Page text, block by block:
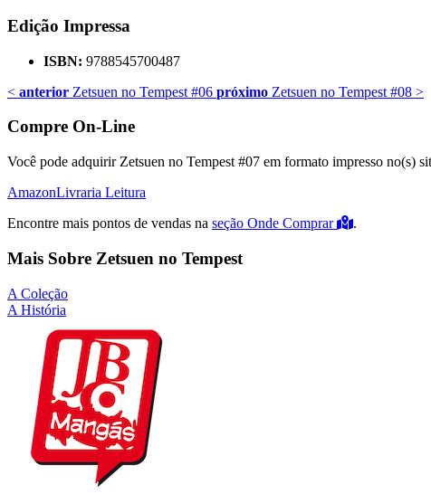
Edição Impressa
ISBN: 9788545700487
< anterior Zetsuen no Tempest #06 próximo Zetsuen no Tempest #08 >
Compre On-Line
Você pode adquirir Zetsuen no Tempest #07 em formato impresso no(s)
AmazonLivraria Leitura
Encontre mais pontos de vendas na seção Onde Comprar .
Mais Sobre Zetsuen no Tempest
A Coleção
A História